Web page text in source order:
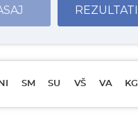
REZULTATI
NI SM SU VŠ VA KG